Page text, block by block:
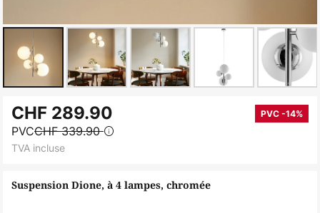
to
the
beginning
the
Suspension Dione, à 4 lampes, chromée
CHF 289.90 PVC -14%
PVCCHF 339.90
TVA incluse